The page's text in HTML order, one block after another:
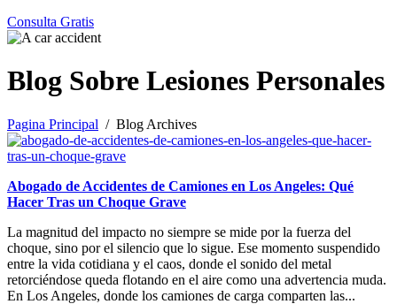
Consulta Gratis
Blog Sobre Lesiones Personales
Pagina Principal / Blog Archives
Abogado de Accidentes de Camiones en Los Angeles: Qué
Hacer Tras un Choque Grave
La magnitud del impacto no siempre se mide por la fuerza del
choque, sino por el silencio que lo sigue. Ese momento suspendido
entre la vida cotidiana y el caos, donde el sonido del metal
retorciéndose queda flotando en el aire como una advertencia muda.
En Los Angeles, donde los camiones de carga comparten las...